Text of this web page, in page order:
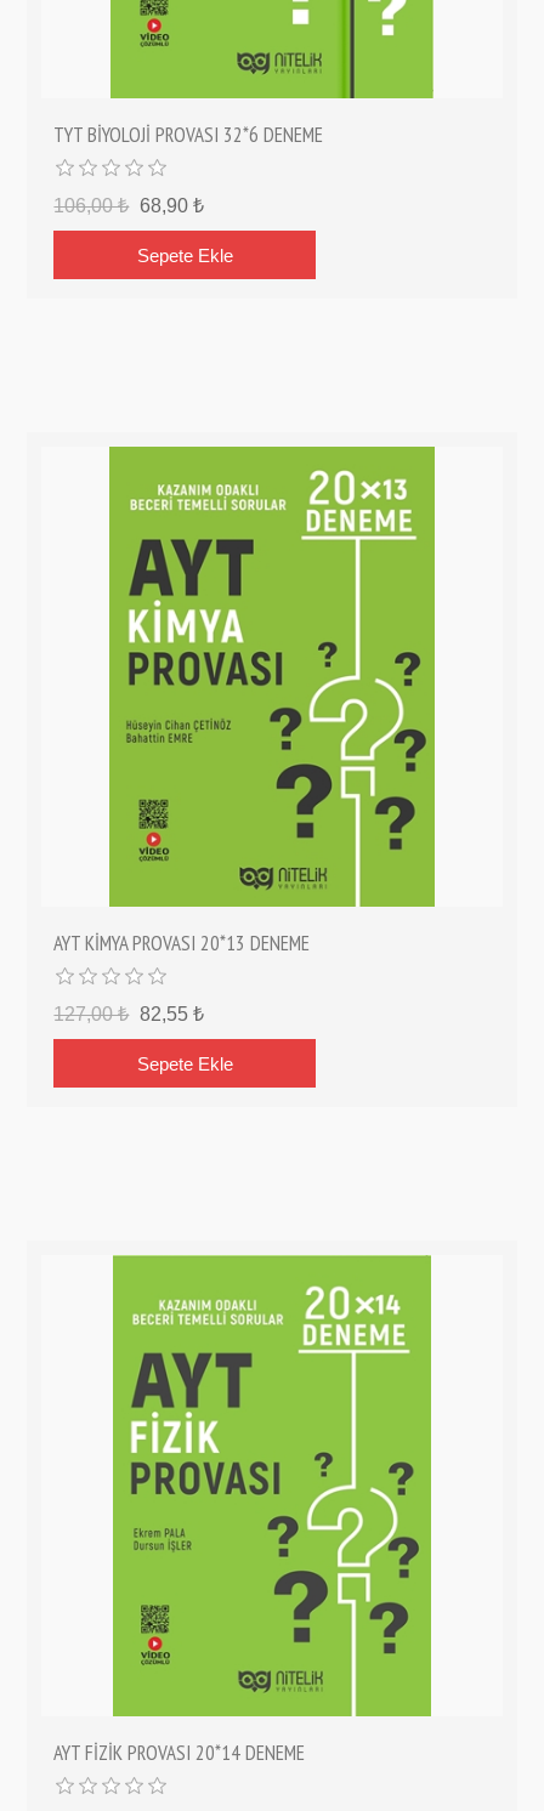
TYT BİYOLOJİ PROVASI 32*6 DENEME
106,00 ₺ 68,90 ₺
AYT KİMYA PROVASI 20*13 DENEME
127,00 ₺ 82,55 ₺
AYT FİZİK PROVASI 20*14 DENEME